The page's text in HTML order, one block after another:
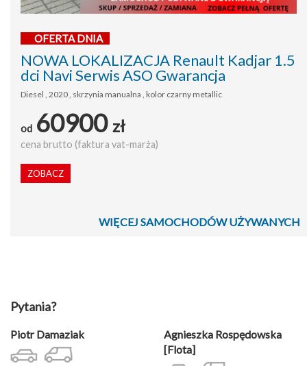
OFERTA DNIA
NOWA LOKALIZACJA Renault Kadjar 1.5
dci Navi Serwis ASO Gwarancja
Diesel , 2020 , skrzynia manualna , kolor czarny metallic
od 60900 zł
cena brutto (faktura vat-marża)
ZOBACZ
WIĘCEJ SAMOCHODÓW UŻYWANYCH
Pytania?
Piotr Damaziak
Agnieszka Rospędowska
[Flota]